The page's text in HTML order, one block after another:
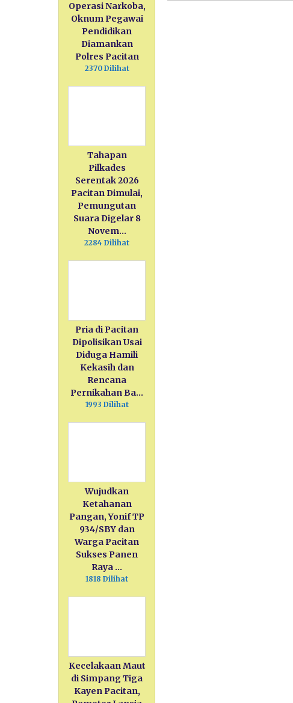
Operasi Narkoba,
Oknum Pegawai
Pendidikan
Diamankan
Polres Pacitan
2370 Dilihat
Tahapan
Pilkades
Serentak 2026
Pacitan Dimulai,
Pemungutan
Suara Digelar 8
Novem…
2284 Dilihat
Pria di Pacitan
Dipolisikan Usai
Diduga Hamili
Kekasih dan
Rencana
Pernikahan Ba…
1993 Dilihat
Wujudkan
Ketahanan
Pangan, Yonif TP
934/SBY dan
Warga Pacitan
Sukses Panen
Raya …
1818 Dilihat
Kecelakaan Maut
di Simpang Tiga
Kayen Pacitan,